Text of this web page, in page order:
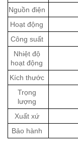
Nguồn điện
Hoạt động
Công suất
Nhiệt độ
hoạt động
Kích thước
Trọng
lượng
Xuất xứ
Bảo hành